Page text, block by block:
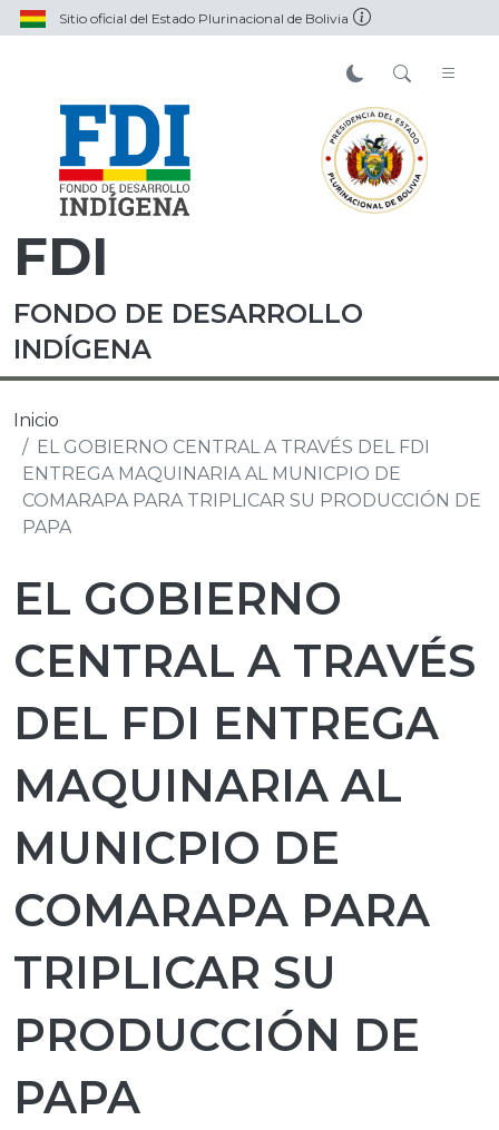
Sitio oficial del Estado Plurinacional de Bolivia
FDI
FONDO DE DESARROLLO
INDÍGENA
Inicio
EL GOBIERNO CENTRAL A TRAVÉS DEL FDI
ENTREGA MAQUINARIA AL MUNICPIO DE
COMARAPA PARA TRIPLICAR SU PRODUCCIÓN DE
PAPA
EL GOBIERNO
CENTRAL A TRAVÉS
DEL FDI ENTREGA
MAQUINARIA AL
MUNICPIO DE
COMARAPA PARA
TRIPLICAR SU
PRODUCCIÓN DE
PAPA